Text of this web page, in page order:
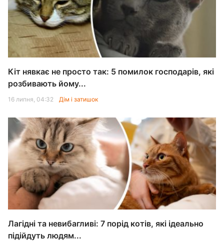
Кіт нявкає не просто так: 5 помилок господарів, які
розбивають йому...
16 липня, 04:32 Дім і затишок
Лагідні та невибагливі: 7 порід котів, які ідеально
підійдуть людям...